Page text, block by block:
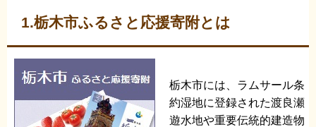
1.栃木市ふるさと応援寄附とは
栃木市には、ラムサール条
約湿地に登録された渡良瀬
遊水地や重要伝統的建造物